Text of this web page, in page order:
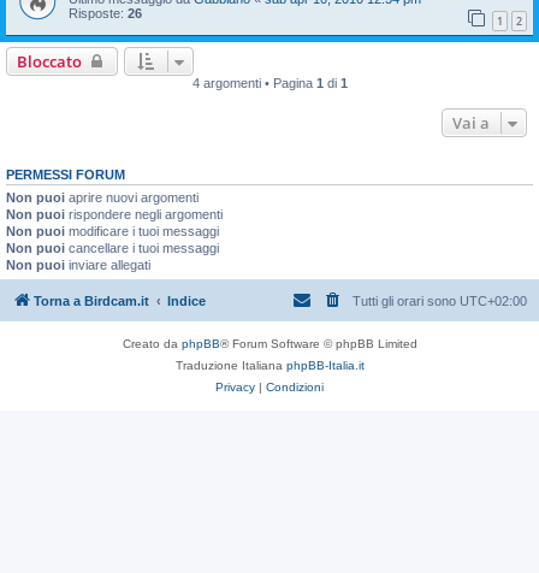
Risposte: 26 1 2
Bloccato
4 argomenti • Pagina 1 di 1
Vai a
PERMESSI FORUM
Non puoi aprire nuovi argomenti
Non puoi rispondere negli argomenti
Non puoi modificare i tuoi messaggi
Non puoi cancellare i tuoi messaggi
Non puoi inviare allegati
Torna a Birdcam.it Indice Tutti gli orari sono UTC+02:00
Creato da phpBB® Forum Software © phpBB Limited
Traduzione Italiana phpBB-Italia.it
Privacy
Condizioni